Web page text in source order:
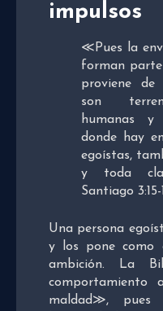
impulsos
≪Pues la
forman
proviene de
son
humanas y
donde hay
egoístas,
y toda
Santiago
Una persona
y los pone como
ambición. La
comportamiento
maldad≫, pues